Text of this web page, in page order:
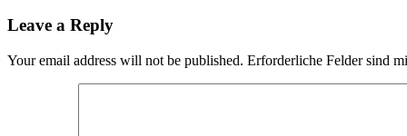
Leave a Reply
Your email address will not be published. Erforderliche Felder sind